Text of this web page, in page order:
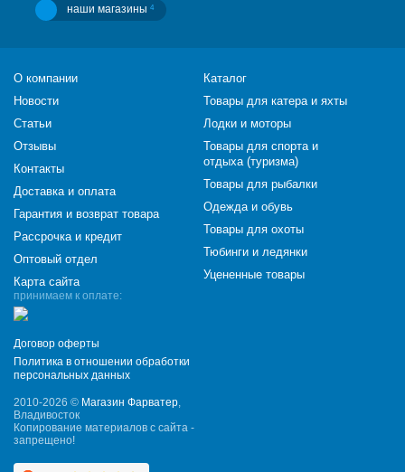
наши магазины 4
принимаем к оплате:
Договор оферты
Политика в отношении обработки
персональных данных
2010-2026 © Магазин Фарватер,
Владивосток
Копирование материалов с сайта -
запрещено!
О компании
Новости
Статьи
Отзывы
Контакты
Доставка и оплата
Гарантия и возврат товара
Рассрочка и кредит
Оптовый отдел
Карта сайта
Каталог
Товары для катера и яхты
Лодки и моторы
Товары для спорта и
отдыха (туризма)
Товары для рыбалки
Одежда и обувь
Товары для охоты
Тюбинги и ледянки
Уцененные товары